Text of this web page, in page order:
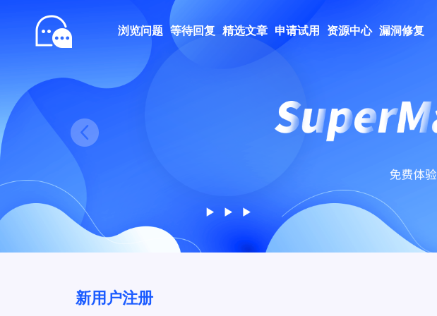
Prev
浏览问题 等待回复 精选文章 申请试用 资源中心 漏洞修复
新用户注册